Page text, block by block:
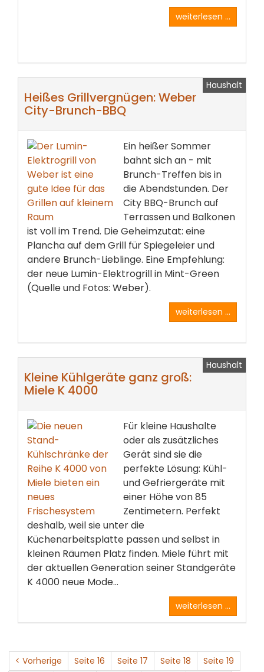
weiterlesen ...
Haushalt
Heißes Grillvergnügen: Weber
City-Brunch-BBQ
Ein heißer Sommer
bahnt sich an - mit
Brunch-Treffen bis in
die Abendstunden. Der
City BBQ-Brunch auf
Terrassen und Balkonen
ist voll im Trend. Die Geheimzutat: eine
Plancha auf dem Grill für Spiegeleier und
andere Brunch-Lieblinge. Eine Empfehlung:
der neue Lumin-Elektrogrill in Mint-Green
(Quelle und Fotos: Weber).
weiterlesen ...
Haushalt
Kleine Kühlgeräte ganz groß:
Miele K 4000
Für kleine Haushalte
oder als zusätzliches
Gerät sind sie die
perfekte Lösung: Kühl-
und Gefriergeräte mit
einer Höhe von 85
Zentimetern. Perfekt
deshalb, weil sie unter die
Küchenarbeitsplatte passen und selbst in
kleinen Räumen Platz finden. Miele führt mit
der aktuellen Generation seiner Standgeräte
K 4000 neue Mode...
weiterlesen ...
< Vorherige Seite 16 Seite 17 Seite 18
Seite 19